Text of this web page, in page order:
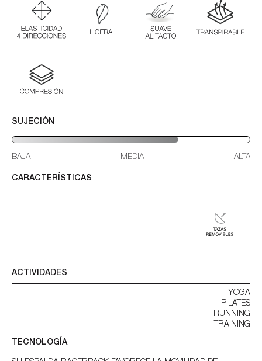
SUJECIÓN
BAJA MEDIA ALTA
CARACTERÍSTICAS
ACTIVIDADES
YOGA
PILATES
RUNNING
TRAINING
TECNOLOGÍA